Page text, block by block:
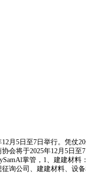
5日至7日举行。凭仗
将于2025年12月5日至
掌管，1、建建材
公司、建建材料、